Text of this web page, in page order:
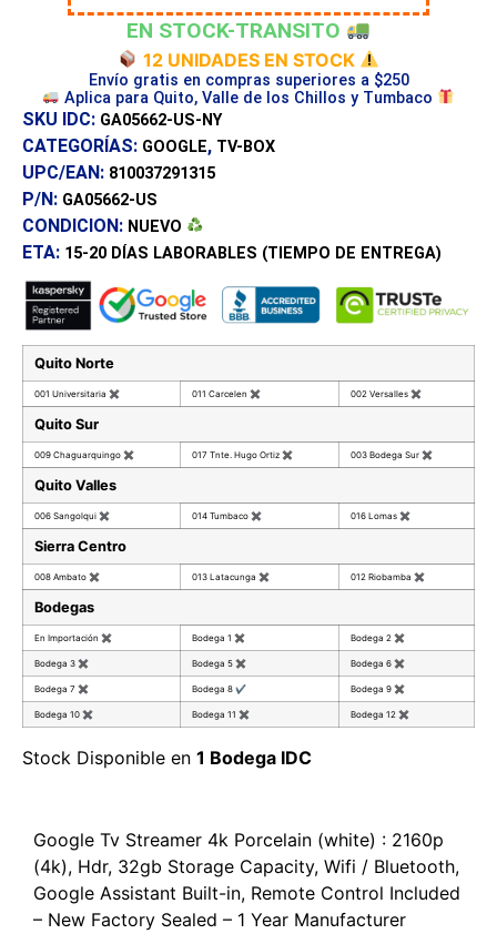
EN STOCK-TRANSITO
12 UNIDADES EN STOCK
Envío gratis en compras superiores a $250
Aplica para Quito, Valle de los Chillos y Tumbaco
SKU IDC: GA05662-US-NY
CATEGORÍAS: GOOGLE, TV-BOX
UPC/EAN: 810037291315
P/N: GA05662-US
CONDICION: NUEVO
ETA: 15-20 DÍAS LABORABLES (TIEMPO DE ENTREGA)
Quito Norte
001 Universitaria ✖ 011 Carcelen ✖ 002 Versalles ✖
Quito Sur
009 Chaguarquingo ✖ 017 Tnte. Hugo Ortiz ✖ 003 Bodega Sur ✖
Quito Valles
006 Sangolqui ✖ 014 Tumbaco ✖ 016 Lomas ✖
Sierra Centro
008 Ambato ✖ 013 Latacunga ✖ 012 Riobamba ✖
Bodegas
En Importación ✖ Bodega 1 ✖ Bodega 2 ✖
Bodega 3 ✖ Bodega 5 ✖ Bodega 6 ✖
Bodega 7 ✖ Bodega 8 ✔ Bodega 9 ✖
Bodega 10 ✖ Bodega 11 ✖ Bodega 12 ✖
Stock Disponible en 1 Bodega IDC
Google Tv Streamer 4k Porcelain (white) : 2160p
(4k), Hdr, 32gb Storage Capacity, Wifi / Bluetooth,
Google Assistant Built-in, Remote Control Included
– New Factory Sealed – 1 Year Manufacturer